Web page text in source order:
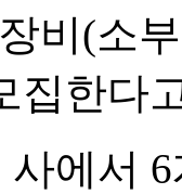
비(소
집한다
에서